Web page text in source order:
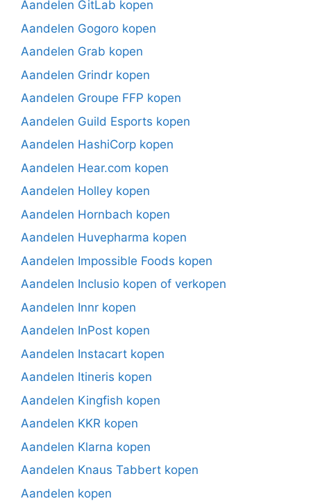
Aandelen GitLab kopen
Aandelen Gogoro kopen
Aandelen Grab kopen
Aandelen Grindr kopen
Aandelen Groupe FFP kopen
Aandelen Guild Esports kopen
Aandelen HashiCorp kopen
Aandelen Hear.com kopen
Aandelen Holley kopen
Aandelen Hornbach kopen
Aandelen Huvepharma kopen
Aandelen Impossible Foods kopen
Aandelen Inclusio kopen of verkopen
Aandelen Innr kopen
Aandelen InPost kopen
Aandelen Instacart kopen
Aandelen Itineris kopen
Aandelen Kingfish kopen
Aandelen KKR kopen
Aandelen Klarna kopen
Aandelen Knaus Tabbert kopen
Aandelen kopen